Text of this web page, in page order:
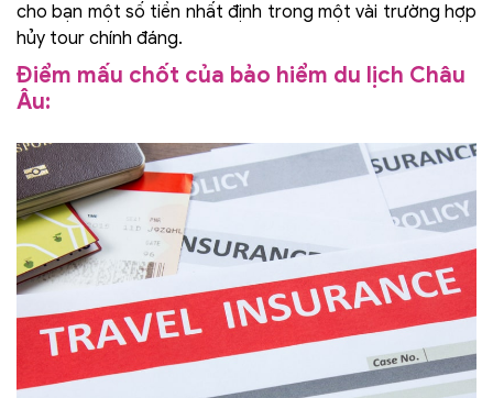
cho bạn một số tiền nhất định trong một vài trường hợp
hủy tour chính đáng.
Điểm mấu chốt của bảo hiểm du lịch Châu
Âu: